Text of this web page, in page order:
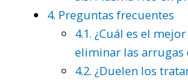
4. Preguntas frecuentes
4.1. ¿Cuál es el
eliminar las arrugas
4.2. ¿Duelen los